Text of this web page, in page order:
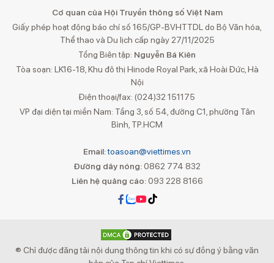
Cơ quan của Hội Truyền thông số Việt Nam
Giấy phép hoạt động báo chí số 165/GP-BVHTTDL do Bộ Văn hóa,
Thể thao và Du lịch cấp ngày 27/11/2025
Tổng Biên tập: Nguyễn Bá Kiên
Tòa soạn: LK16-18, Khu đô thị Hinode Royal Park, xã Hoài Đức, Hà
Nội
Điện thoại/fax: (024)32 151175
VP đại diện tại miền Nam: Tầng 3, số 54, đường C1, phường Tân
Bình, TP.HCM
Email:toasoan@viettimes.vn
Đường dây nóng: 0862 774 832
Liên hệ quảng cáo:093 228 8166
® Chỉ được đăng tải nội dung thông tin khi có sự đồng ý bằng văn